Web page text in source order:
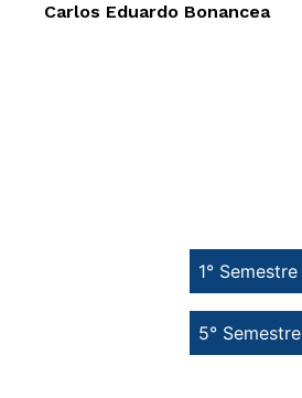
Carlos Eduardo Bonancea
1° Semestre
5° Semestre